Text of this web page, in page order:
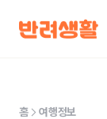
홈 여행정보